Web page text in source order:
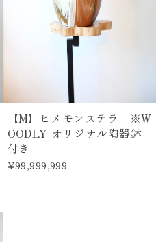
【M】ヒメモンステラ ※W
OODLY オリジナル陶器鉢
付き
¥99,999,999